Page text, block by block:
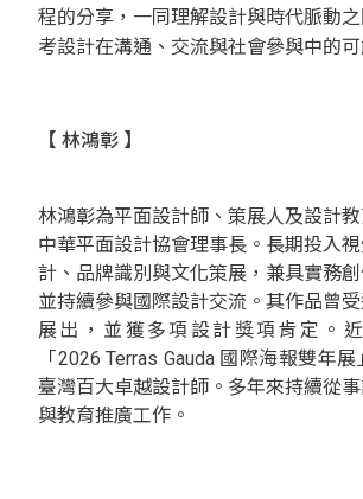
程的分享，一同理解設計與時代脈動
考設計在溝通、交流與社會參與中的可
【 林鴻彰 】
林鴻彰為平面設計師、策展人及設計
中華平面設計協會理事長。長期投入
計、品牌識別與文化策展，兼具實務創
並持續參與國際設計交流。其作品曾
展出，並獲多項設計獎項肯定。
「2026 Terras Gauda 國際海報雙年
臺灣百大卓越設計師。多年來持續從
與教育推廣工作。